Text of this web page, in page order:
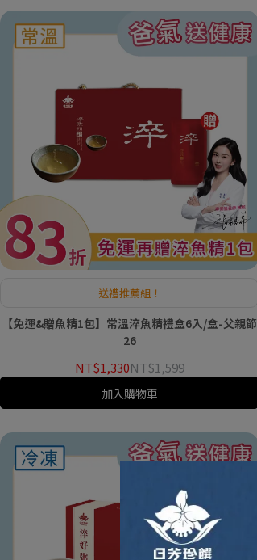
送禮推薦組！
【免運&贈魚精1包】常溫淬魚精禮盒6入/盒-父親節
26
NT$1,330NT$1,599
加入購物車